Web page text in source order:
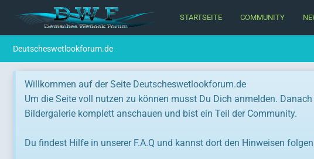
STARTSEITE COMMUNITY
Deutscheswetlookforum.de
Willkommen auf der Seite Deutscheswetlookforum.de
Um die Seite voll nutzen zu können musst Du Dich anmelden.
Bildergalerie komplett anschauen und bist ein Teil der Community.
Du findest Hilfe in unserer F.A.Q und kannst dort den Hinweisen